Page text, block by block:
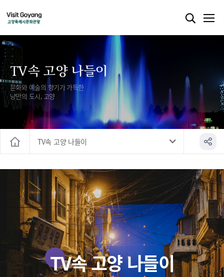
TV속 고양 나들이
문화와 예술의 향기가 가득한
낭만의 도시, 고양
TV속 고양 나들이
TV속 고양 나들이